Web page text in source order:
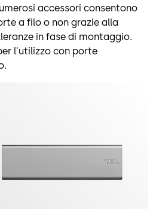
accessori consentono
a filo o non grazie alla
in fase di montaggio.
l'utilizzo con porte